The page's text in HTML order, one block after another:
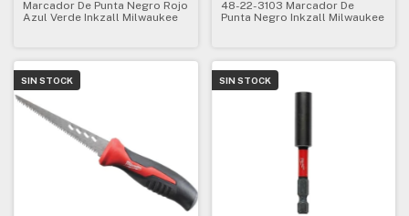
Marcador De Punta Negro Rojo
Azul Verde Inkzall Milwaukee
48-22-3103 Marcador De
Punta Negro Inkzall Milwaukee
SIN STOCK SIN STOCK